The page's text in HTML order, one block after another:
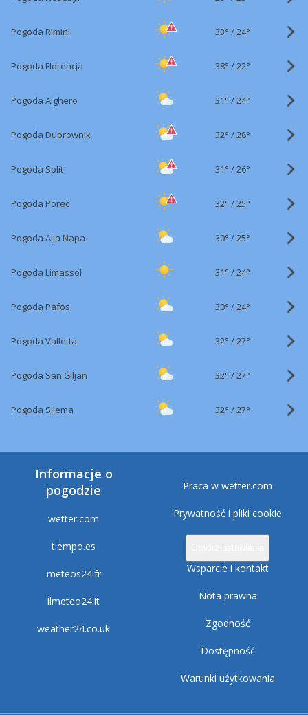
Pogoda Rimini 33° /24°
Pogoda Florencja 38° /22°
Pogoda Alghero 31° /24°
Pogoda Dubrownik 32° /28°
Pogoda Split 31° /26°
Pogoda Poreč 32° /25°
Pogoda Ajia Napa 30° /25°
Pogoda Limassol 31° /24°
Pogoda Pafos 30° /24°
Pogoda Valletta 32° /27°
Pogoda San Ġiljan 32° /27°
Pogoda Sliema 32° /27°
Informacje o
pogodzie
wetter.com
tiempo.es
meteos24.fr
ilmeteo24.it
weather24.co.uk
Praca w wetter.com
Prywatność i pliki cookie
Wsparcie i kontakt
Nota prawna
Zgodność
Dostępność
Warunki użytkowania